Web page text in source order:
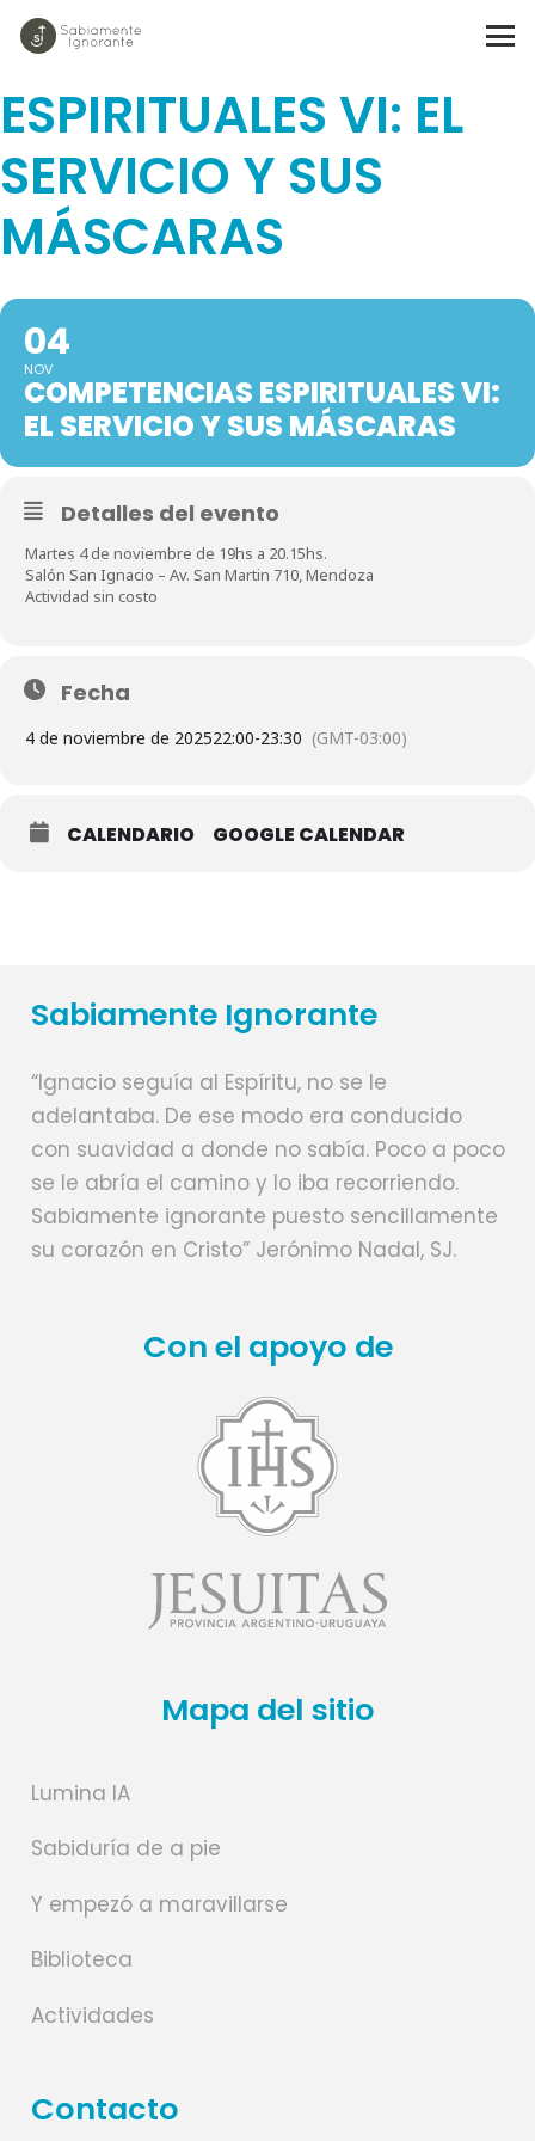
COMPETENCIAS
ESPIRITUALES VI: EL
SERVICIO Y SUS
MÁSCARAS
04
NOV
COMPETENCIAS ESPIRITUALES VI:
EL SERVICIO Y SUS MÁSCARAS
Detalles del evento
Martes 4 de noviembre de 19hs a 20.15hs.
Salón San Ignacio – Av. San Martin 710, Mendoza
Actividad sin costo
Fecha
4 de noviembre de 202522:00-23:30 (GMT-03:00)
CALENDARIO GOOGLE CALENDAR
Sabiamente Ignorante
“Ignacio seguía al Espíritu, no se le
adelantaba. De ese modo era conducido
con suavidad a donde no sabía. Poco a poco
se le abría el camino y lo iba recorriendo.
Sabiamente ignorante puesto sencillamente
su corazón en Cristo” Jerónimo Nadal, SJ.
Con el apoyo de
Mapa del sitio
Lumina IA
Sabiduría de a pie
Y empezó a maravillarse
Biblioteca
Actividades
Contacto